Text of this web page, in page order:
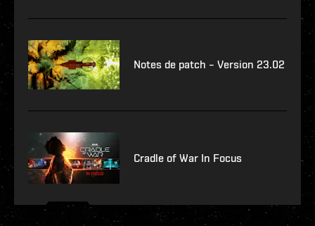
Notes de patch – Version 23.02
Cradle of War In Focus